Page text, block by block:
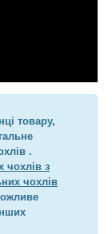
товару,
.
чохлів з
чохлів